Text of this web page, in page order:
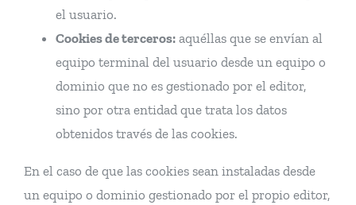
el usuario.
Cookies de terceros: aquéllas que se envían al
equipo terminal del usuario desde un equipo o
dominio que no es gestionado por el editor,
sino por otra entidad que trata los datos
obtenidos través de las cookies.
En el caso de que las cookies sean instaladas desde
un equipo o dominio gestionado por el propio editor,